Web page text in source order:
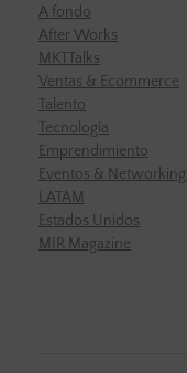
A fondo
After Works
MKTTalks
Ventas & Ecommerce
Talento
Tecnología
Emprendimiento
Eventos & Networking
LATAM
Estados Unidos
MIR Magazine